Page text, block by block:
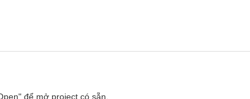
để mở project có sẵn.